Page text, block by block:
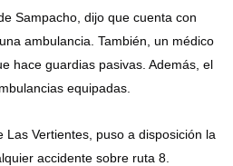
Sampacho, dijo que cuenta con
ambulancia. También, un médico
hace guardias pasivas. Además, el
equipadas.
Vertientes, puso a disposición la
accidente sobre ruta 8.